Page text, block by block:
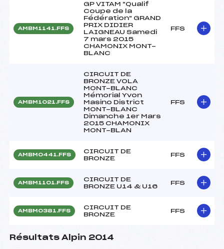
AMBM1141.FFS
GP VITAM "Qualif
Coupe de la
Fédération" GRAND
PRIX DIDIER
LAIGNEAU Samedi
7 mars 2015
CHAMONIX MONT-
BLANC
FFS
AMBM1021.FFS
CIRCUIT DE
BRONZE VOLA
MONT-BLANC
Mémorial Yvon
Masino District
MONT-BLANC
Dimanche 1er Mars
2015 CHAMONIX
MONT-BLAN
FFS
AMBM0441.FFS
CIRCUIT DE
BRONZE
FFS
AMBM1101.FFS
CIRCUIT DE
BRONZE U14 & U16
FFS
AMBM0381.FFS
CIRCUIT DE
BRONZE
FFS
Résultats Alpin 2014